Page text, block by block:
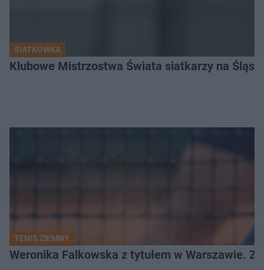
SIATKÓWKA
Klubowe Mistrzostwa Świata siatkarzy na
TENIS ZIEMNY
Weronika Falkowska z tytułem w Warszawie.